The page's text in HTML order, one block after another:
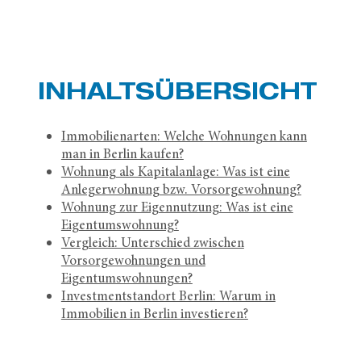
INHALTS­ÜBERSICHT
Immobilienarten: Welche Wohnungen kann
man in Berlin kaufen?
Wohnung als Kapitalanlage: Was ist eine
Anlegerwohnung bzw. Vorsorgewohnung?
Wohnung zur Eigennutzung: Was ist eine
Eigentumswohnung?
Vergleich: Unterschied zwischen
Vorsorgewohnungen und
Eigentumswohnungen?
Investmentstandort Berlin: Warum in
Immobilien in Berlin investieren?